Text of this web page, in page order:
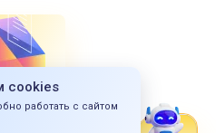
cookies
работать с сайтом